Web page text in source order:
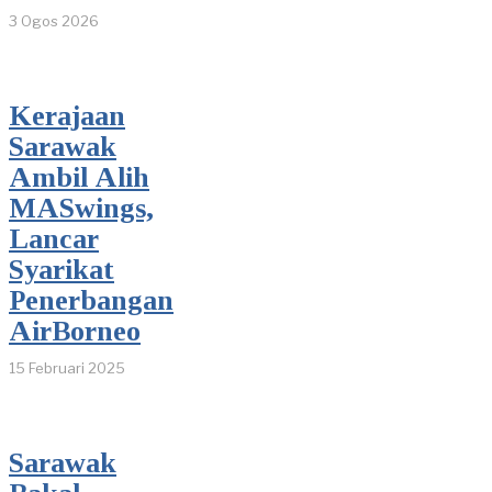
3 Ogos 2026
Kerajaan
Sarawak
Ambil Alih
MASwings,
Lancar
Syarikat
Penerbangan
AirBorneo
15 Februari 2025
Sarawak